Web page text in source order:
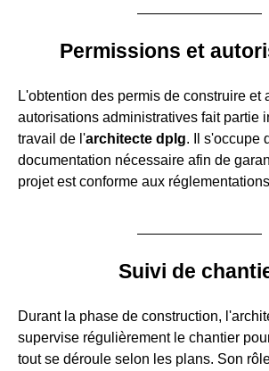
Permissions et
L'obtention des permis de construire et
autorisations administratives fait partie
travail de l'architecte dplg. Il s'occupe
documentation nécessaire afin de
projet est conforme aux
Suivi de
Durant la phase de construction,
supervise régulièrement le chantier
tout se déroule selon les plans. Son